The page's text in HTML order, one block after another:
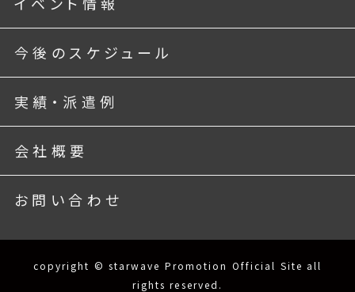
今後のスケジュール
実績・派遣例
会社概要
お問い合わせ
copyright © starwave Promotion Official Site all
rights reserved.